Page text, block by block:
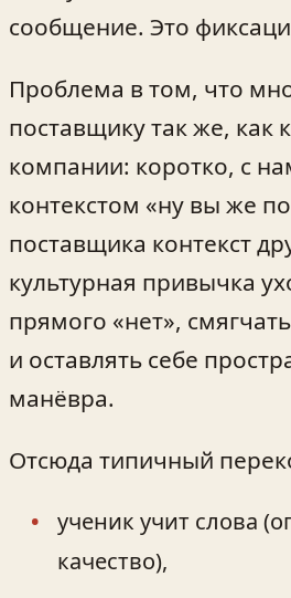
сообщение. Это
Проблема в том, что
поставщику так же, как
компании: коротко, с
контекстом «ну вы же
поставщика контекст
культурная привычка
прямого «нет»,
и оставлять себе
манёвра.
Отсюда типичный
ученик учит слова
качество),